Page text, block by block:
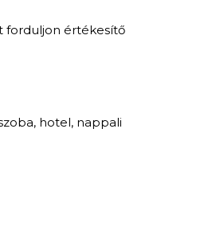
forduljon értékesítő
, hotel, nappali